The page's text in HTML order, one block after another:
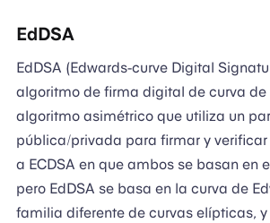
EdDSA
EdDSA (Edwards-curve Digital
algoritmo de firma digital de curva de
algoritmo asimétrico que utiliza un
pública/privada para firmar y verificar
a ECDSA en que ambos se basan en
pero EdDSA se basa en la curva de
familia diferente de curvas elípticas,